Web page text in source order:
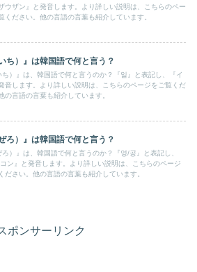
ウザン』と発音します。より詳しい説明は、こちらのペー
ください。他の言語の言葉も紹介しています。
ち）』は韓国語で何と言う？
ち）』は、韓国語で何と言うのか？『일』と表記し、『イ
音します。より詳しい説明は、こちらのページをご覧くだ
の言語の言葉も紹介しています。
ろ）』は韓国語で何と言う？
ろ）』は、韓国語で何と言うのか？『영/공』と表記し、
コン』と発音します。より詳しい説明は、こちらのページ
ださい。他の言語の言葉も紹介しています。
ポンサーリンク